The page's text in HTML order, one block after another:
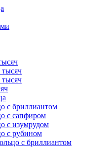
с бриллиантом
с сапфиром
с изумрудом
с рубином
с бриллиантом